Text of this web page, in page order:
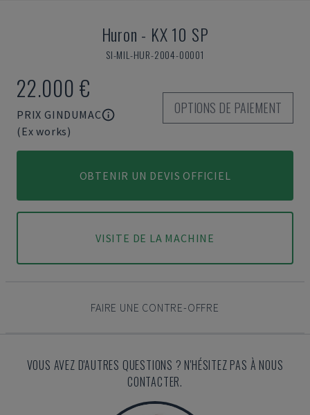
Huron - KX 10 SP
SI-MIL-HUR-2004-00001
22.000 €
PRIX GINDUMAC
(Ex works)
OPTIONS DE PAIEMENT
OBTENIR UN DEVIS OFFICIEL
VISITE DE LA MACHINE
FAIRE UNE CONTRE-OFFRE
VOUS AVEZ D'AUTRES QUESTIONS ? N'HÉSITEZ PAS À NOUS
CONTACTER.